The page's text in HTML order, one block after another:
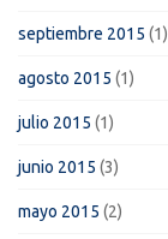
septiembre 2015 (1)
agosto 2015 (1)
julio 2015 (1)
junio 2015 (3)
mayo 2015 (2)